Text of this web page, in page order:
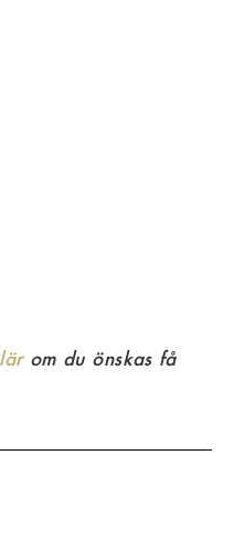
om du önskas få